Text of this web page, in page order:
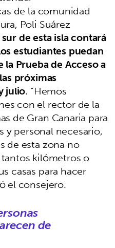
de la comunidad
Poli Suárez
de esta isla contará
estudiantes puedan
Prueba de Acceso a
próximas
julio. “Hemos
con el rector de la
de Gran Canaria para
y personal necesario,
de esta zona no
kilómetros o
casas para hacer
el consejero.
de